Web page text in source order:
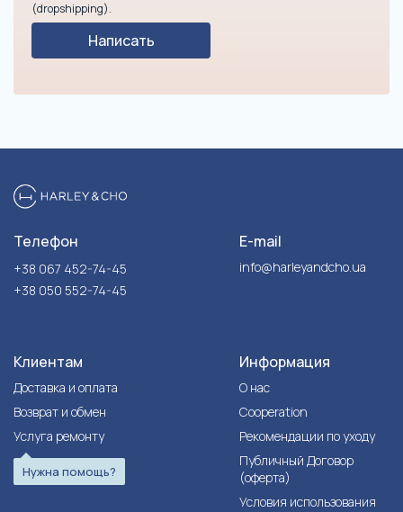
(dropshipping).
Написать
Телефон
+38 067 452-74-45
+38 050 552-74-45
E-mail
info@harleyandcho.ua
Клиентам
Доставка и оплата
Возврат и обмен
Услуга ремонту
Нужна помощь?
Информация
О нас
Cooperation
Рекомендации по уходу
Публичный Договор
(оферта)
Условия использования